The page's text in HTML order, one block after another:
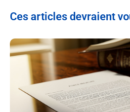
Ces articles devraient